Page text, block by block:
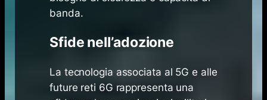
banda.
Sfide nell’adozione
La tecnologia associata al 5G e alle
future reti 6G rappresenta una